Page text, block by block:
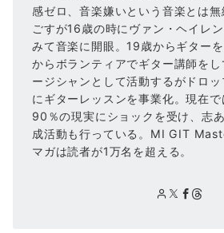
感ゼロ、音楽嫌いという音楽とは
ごすが16歳の時にヴァン・ヘイレ
みて音楽に開眼。19歳からギター
からボランティアでギター講師をし
ージシャンとして活動するがドロ
にギターレッスンを事業化。現在
90％の現実にショックを受け、志
成活動も行っている。MI GIT
マガは読者が1万名を超える。